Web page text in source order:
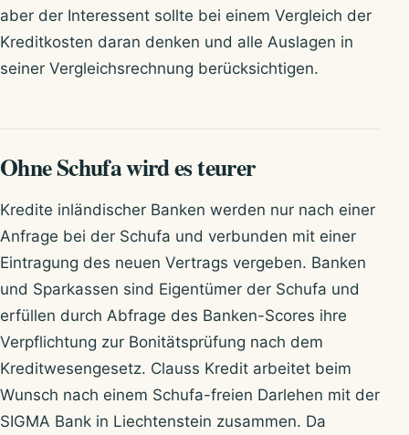
aber der Interessent sollte bei einem Vergleich der
Kreditkosten daran denken und alle Auslagen in
seiner Vergleichsrechnung berücksichtigen.
Ohne Schufa wird es teurer
Kredite inländischer Banken werden nur nach einer
Anfrage bei der Schufa und verbunden mit einer
Eintragung des neuen Vertrags vergeben. Banken
und Sparkassen sind Eigentümer der Schufa und
erfüllen durch Abfrage des Banken-Scores ihre
Verpflichtung zur Bonitätsprüfung nach dem
Kreditwesengesetz. Clauss Kredit arbeitet beim
Wunsch nach einem Schufa-freien Darlehen mit der
SIGMA Bank in Liechtenstein zusammen. Da